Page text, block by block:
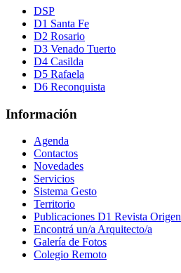
DSP
D1 Santa Fe
D2 Rosario
D3 Venado Tuerto
D4 Casilda
D5 Rafaela
D6 Reconquista
Información
Agenda
Contactos
Novedades
Servicios
Sistema Gesto
Territorio
Publicaciones D1 Revista Origen
Encontrá un/a Arquitecto/a
Galería de Fotos
Colegio Remoto